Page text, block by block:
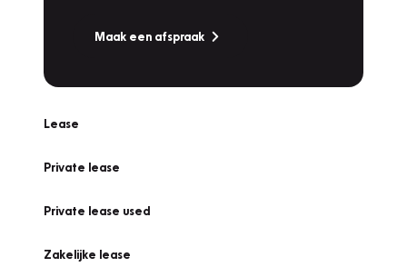
Maak een afspraak
Lease
Private lease
Private lease used
Zakelijke lease